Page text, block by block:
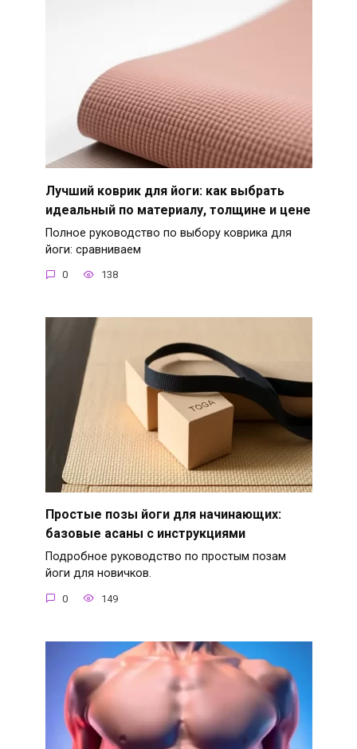
Лучший коврик для йоги: как выбрать
идеальный по материалу, толщине и цене
Полное руководство по выбору коврика для
йоги: сравниваем
0 138
Простые позы йоги для начинающих:
базовые асаны с инструкциями
Подробное руководство по простым позам
йоги для новичков.
0 149